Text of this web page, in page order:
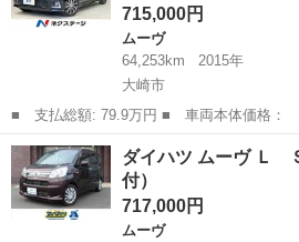
715,000円
ムーヴ
64,253km
2015年
大崎市
■ 支払総額: 79.9万円 ■ 車両本体価格： 715,000 円 ■ メーカー
名： ダイハツ ■ 車種名： ムーヴ ■
Ｘ ハイパーＳＡＩＩ 純正ナビ バック
ＴＣ ドラレ...
宮城 大崎市 ムーヴ
ダイハツ ムーヴ Ｌ
付）
717,000円
ムーヴ